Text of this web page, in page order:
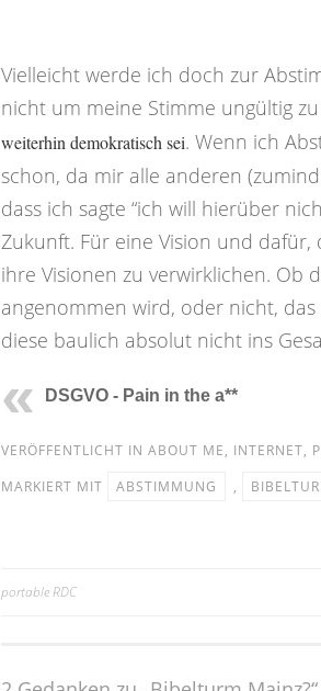
Vielleicht werde ich doch zur
nicht um meine Stimme ungültig
weiterhin demokratisch sei. Wenn ich
schon, da mir alle anderen
dass ich sagte “ich will hierüber
Zukunft. Für eine Vision und
ihre Visionen zu verwirklichen. Ob
angenommen wird, oder nicht,
diese baulich absolut nicht ins
DSGVO - Pain in the a**
VERÖFFENTLICHT IN ABOUT ME, INTERNET,
MARKIERT MIT
ABSTIMMUNG ,
Beitragsnavigation
portable RDC